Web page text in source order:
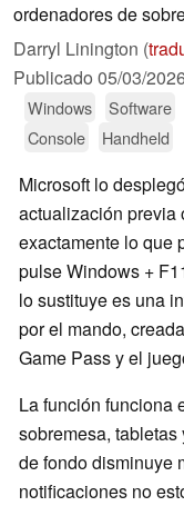
ordenadores de
Darryl Linington (
Publicado 05/03/
Windows Software
Console
Handheld
Microsoft lo
actualización previa
exactamente lo que
pulse Windows +
lo sustituye es una
por el mando,
Game Pass y el
La función funciona
sobremesa,
de fondo disminuye
notificaciones no